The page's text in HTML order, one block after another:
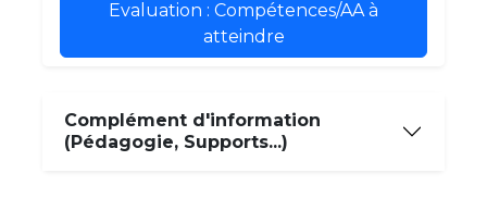
Evaluation : Compétences/AA à
atteindre
Complément d'information
(Pédagogie, Supports...)